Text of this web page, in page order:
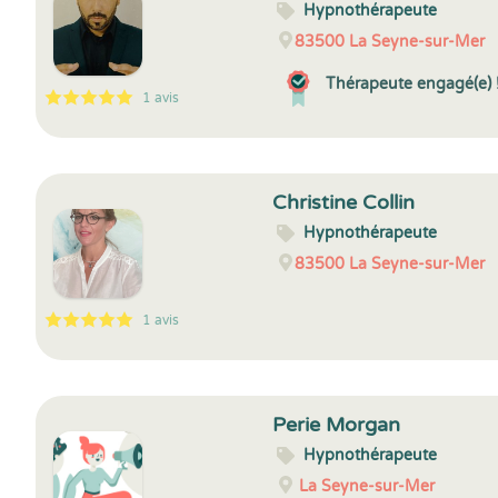
5
1
5
1 1 avis
Hypnothérapeute
83500 La Seyne-sur-Mer
Thérapeute engagé(e)
5
1
5
1 1 avis
Christine Collin
Hypnothérapeute
83500 La Seyne-sur-Mer
Perie Morgan
Hypnothérapeute
La Seyne-sur-Mer